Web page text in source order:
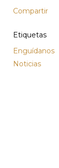
Compartir
Etiquetas
Enguídanos
Noticias